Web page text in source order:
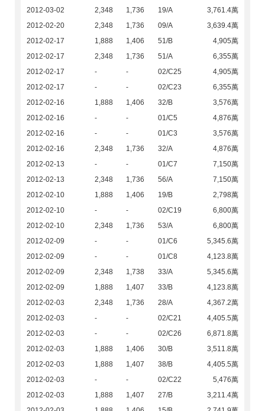
2012-03-02
2,348 1,736 19/A
3,761.4萬
2012-02-20
2,348 1,736 09/A
3,639.4萬
2012-02-17
1,888 1,406 51/B
4,905萬
2012-02-17
2,348 1,736 51/A
6,355萬
2012-02-17
- - 02/C25
4,905萬
2012-02-17
- - 02/C23
6,355萬
2012-02-16
1,888 1,406 32/B
3,576萬
2012-02-16
- - 01/C5
4,876萬
2012-02-16
- - 01/C3
3,576萬
2012-02-16
2,348 1,736 32/A
4,876萬
2012-02-13
- - 01/C7
7,150萬
2012-02-13
2,348 1,736 56/A
7,150萬
2012-02-10
1,888 1,406 19/B
2,798萬
2012-02-10
- - 02/C19
6,800萬
2012-02-10
2,348 1,736 53/A
6,800萬
2012-02-09
- - 01/C6
5,345.6萬
2012-02-09
- - 01/C8
4,123.8萬
2012-02-09
2,348 1,738 33/A
5,345.6萬
2012-02-09
1,888 1,407 33/B
4,123.8萬
2012-02-03
2,348 1,736 28/A
4,367.2萬
2012-02-03
- - 02/C21
4,405.5萬
2012-02-03
- - 02/C26
6,871.8萬
2012-02-03
1,888 1,406 30/B
3,511.8萬
2012-02-03
1,888 1,407 38/B
4,405.5萬
2012-02-03
- - 02/C22
5,476萬
2012-02-03
1,888 1,407 27/B
3,211.4萬